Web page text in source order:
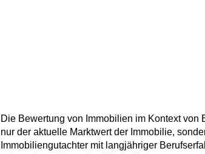
Die Bewertung von Immobilien im Kontext
nur der aktuelle Marktwert der Immobilie,
Immobiliengutachter mit langjähriger